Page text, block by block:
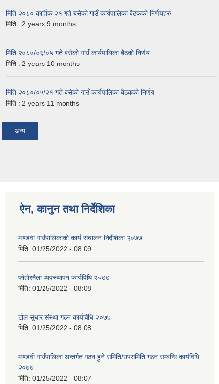
मिति २०८० कार्तिक २१ गते बसेको गाउँ कार्यपालिका बैठकको निर्णयहरु
मिति : 2 years 9 months
मिति २०८०/०६/०५ गते बसेको गाउँ कार्यपालिका बैठको निर्णय
मिति : 2 years 10 months
मिति २०८०/०५/२१ गते बसेको गाउँ कार्यपालिका बैठकको निर्णय
मिति : 2 years 11 months
अन्य
ऐन, कानुन तथा निर्देशिका
माण्डवी गाउँपालिकाको कार्य संचालन निर्देशिका २०७७
मिति: 01/25/2022 - 08:09
फोहोरमैला व्यवस्थापन कार्यविधि २०७७
मिति: 01/25/2022 - 08:08
टोल सुधार संस्था गठन कार्यविधि २०७७
मिति: 01/25/2022 - 08:08
माण्डवी गाउँपालिका अन्तर्गत गठन हुने समिति/उपसमिति गठन सम्बन्धि कार्यविधि
२०७७
मिति: 01/25/2022 - 08:07